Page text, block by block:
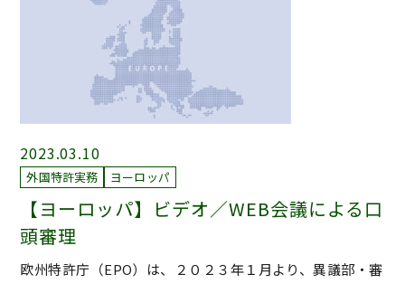
2023.03.10
外国特許実務 ヨーロッパ
【ヨーロッパ】ビデオ／WEB会議による口
頭審理
欧州特許庁（EPO）は、２０２３年１月より、異議部・審